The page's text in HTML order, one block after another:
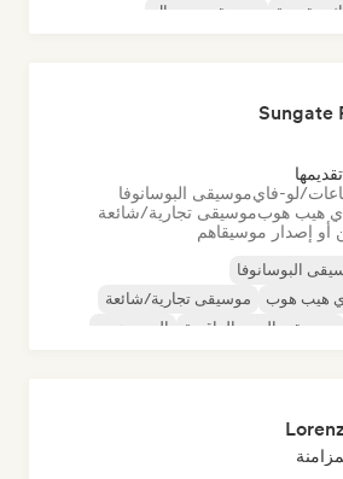
وتقدمية
موسيقى مينيمال
Sungate
لو-فايموسيقى البوسانوفا
هيب هوبموسيقى تجارية/شائعة
أو إصدار موسيقاهم
البوسانوفا
هيب هوب
موسيقى تجارية/شائعة
موسيقى البوب الراقصة
الهيب هوب